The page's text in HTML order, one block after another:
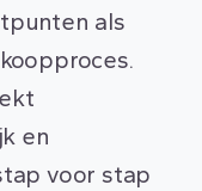
als
en
voor stap